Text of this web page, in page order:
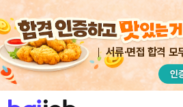
서류·면접 합격 모
채용공고 자소서 자유항목 자소서 내 작성목록
울산신용보증재단